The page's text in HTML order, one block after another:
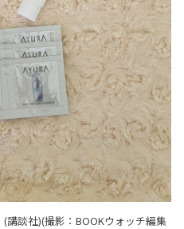
講談社)(撮影：BOOKウォッチ編集